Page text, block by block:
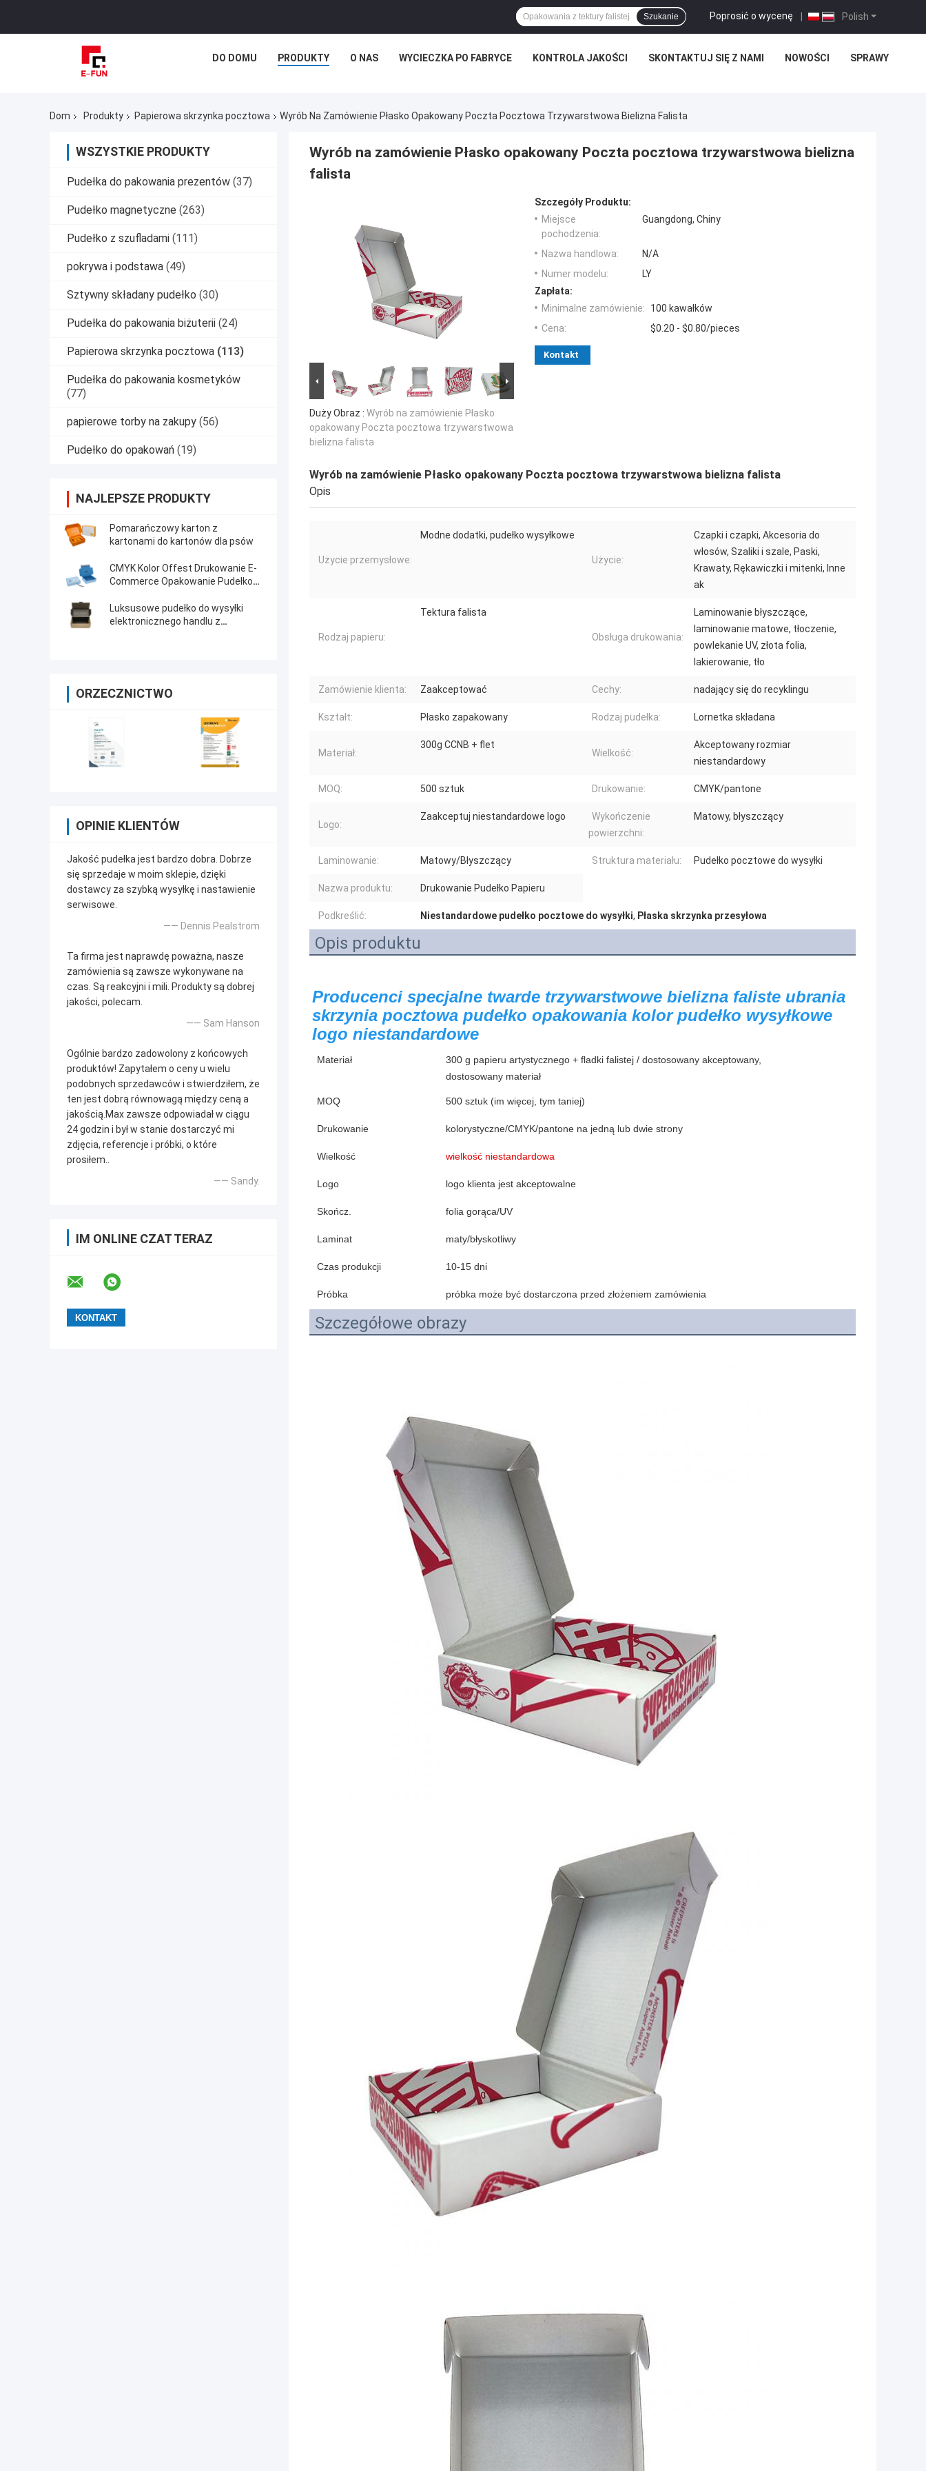
Polish
Poprosić o wycenę |
Szukanie
DO DOMU PRODUKTY O NAS WYCIECZKA PO FABRYCE KONTROLA JAKOŚCI SKONTAKTUJ SIĘ Z NAMI NOWOŚCI SPRAWY
Dom Produkty Papierowa skrzynka pocztowa Wyrób Na Zamówienie Płasko Opakowany Poczta Pocztowa Trzywarstwowa Bielizna Falista
WSZYSTKIE PRODUKTY
Pudełka do pakowania prezentów (37)
Pudełko magnetyczne (263)
Pudełko z szufladami (111)
pokrywa i podstawa (49)
Sztywny składany pudełko (30)
Pudełka do pakowania biżuterii (24)
Papierowa skrzynka pocztowa (113)
Pudełka do pakowania kosmetyków
(77)
papierowe torby na zakupy (56)
Pudełko do opakowań (19)
NAJLEPSZE PRODUKTY
Pomarańczowy karton z
kartonami do kartonów dla psów
CMYK Kolor Offest Drukowanie E-
Commerce Opakowanie Pudełko
Luksusowe pudełko do wysyłki
elektronicznego handlu z
ORZECZNICTWO
OPINIE KLIENTÓW
Jakość pudełka jest bardzo dobra. Dobrze
się sprzedaje w moim sklepie, dzięki
dostawcy za szybką wysyłkę i nastawienie
serwisowe.
—— Dennis Pealstrom
Ta firma jest naprawdę poważna, nasze
zamówienia są zawsze wykonywane na
czas. Są reakcyjni i mili. Produkty są dobrej
jakości, polecam.
—— Sam Hanson
Ogólnie bardzo zadowolony z końcowych
produktów! Zapytałem o ceny u wielu
podobnych sprzedawców i stwierdziłem, że
ten jest dobrą równowagą między ceną a
jakością.Max zawsze odpowiadał w ciągu
24 godzin i był w stanie dostarczyć mi
zdjęcia, referencje i próbki, o które
prosiłem..
—— Sandy.
IM ONLINE CZAT TERAZ
Wyrób na zamówienie Płasko opakowany Poczta pocztowa trzywarstwowa bielizna
falista
Duży Obraz : Wyrób na zamówienie Płasko
opakowany Poczta pocztowa trzywarstwowa
bielizna falista
Szczegóły Produktu:
Miejsce
pochodzenia:
Guangdong, Chiny
Nazwa handlowa:
N/A
Numer modelu:
LY
Zapłata:
Minimalne zamówienie:
100 kawałków
Cena:
$0.20 - $0.80/pieces
Kontakt
Wyrób na zamówienie Płasko opakowany Poczta pocztowa trzywarstwowa bielizna falista
Opis
Użycie przemysłowe:
Modne dodatki, pudełko wysyłkowe
Użycie:
Czapki i czapki, Akcesoria do
włosów, Szaliki i szale, Paski,
Krawaty, Rękawiczki i mitenki, Inne
ak
Rodzaj papieru:
Tektura falista
Obsługa drukowania:
Laminowanie błyszczące,
laminowanie matowe, tłoczenie,
powlekanie UV, złota folia,
lakierowanie, tło
Zamówienie klienta: Zaakceptować Cechy: nadający się do recyklingu
Kształt: Płasko zapakowany Rodzaj pudełka: Lornetka składana
Materiał:
300g CCNB + flet
Wielkość:
Akceptowany rozmiar
niestandardowy
MOQ: 500 sztuk Drukowanie: CMYK/pantone
Logo:
Zaakceptuj niestandardowe logo
Wykończenie
powierzchni:
Matowy, błyszczący
Laminowanie: Matowy/Błyszczący Struktura materiału: Pudełko pocztowe do wysyłki
Nazwa produktu: Drukowanie Pudełko Papieru
Podkreślić: Niestandardowe pudełko pocztowe do wysyłki, Płaska skrzynka przesyłowa
Opis produktu
Producenci specjalne twarde trzywarstwowe bielizna faliste ubrania
skrzynia pocztowa pudełko opakowania kolor pudełko wysyłkowe
logo niestandardowe
Materiał
300 g papieru artystycznego + fladki falistej / dostosowany akceptowany,
dostosowany materiał
MOQ 500 sztuk (im więcej, tym taniej)
Drukowanie kolorystyczne/CMYK/pantone na jedną lub dwie strony
Wielkość wielkość niestandardowa
Logo logo klienta jest akceptowalne
Skończ. folia gorąca/UV
Laminat maty/błyskotliwy
Czas produkcji 10-15 dni
Próbka próbka może być dostarczona przed złożeniem zamówienia
Szczegółowe obrazy